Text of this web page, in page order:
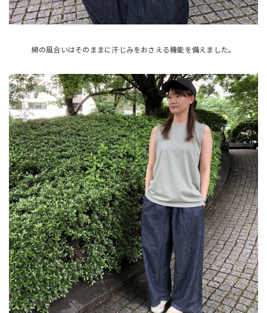
綿の風合いはそのままに汗じみをおさえる機能を備えました。